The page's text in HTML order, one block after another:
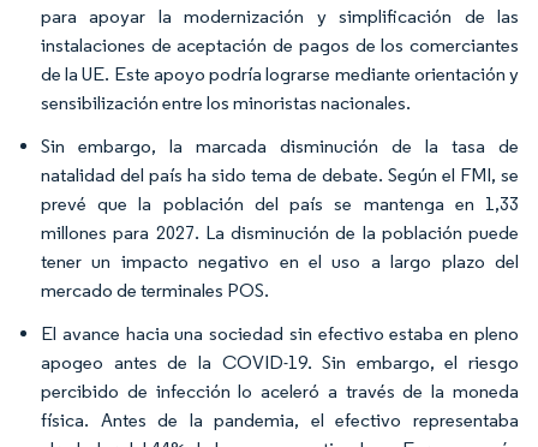
para apoyar la modernización y simplificación de las
instalaciones de aceptación de pagos de los comerciantes
de la UE. Este apoyo podría lograrse mediante orientación y
sensibilización entre los minoristas nacionales.
Sin embargo, la marcada disminución de la tasa de
natalidad del país ha sido tema de debate. Según el FMI, se
prevé que la población del país se mantenga en 1,33
millones para 2027. La disminución de la población puede
tener un impacto negativo en el uso a largo plazo del
mercado de terminales POS.
El avance hacia una sociedad sin efectivo estaba en pleno
apogeo antes de la COVID-19. Sin embargo, el riesgo
percibido de infección lo aceleró a través de la moneda
física. Antes de la pandemia, el efectivo representaba